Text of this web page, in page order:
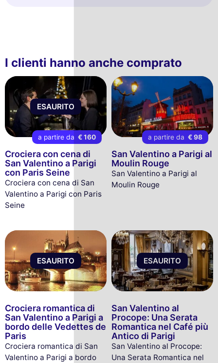
I clienti hanno anche comprato
ESAURITO
a partire da € 160
Crociera con cena di
San Valentino a Parigi
con Paris Seine
Crociera con cena di San
Valentino a Parigi con Paris
Seine
a partire da € 98
San Valentino a Parigi al
Moulin Rouge
San Valentino a Parigi al
Moulin Rouge
ESAURITO
Crociera romantica di
San Valentino a Parigi a
bordo delle Vedettes de
Paris
Crociera romantica di San
Valentino a Parigi a bordo
ESAURITO
San Valentino al
Procope: Una Serata
Romantica nel Café più
Antico di Parigi
San Valentino al Procope:
Una Serata Romantica nel